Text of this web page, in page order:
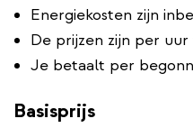
Energiekosten zijn
De prijzen zijn per
Je betaalt per
Basisprijs